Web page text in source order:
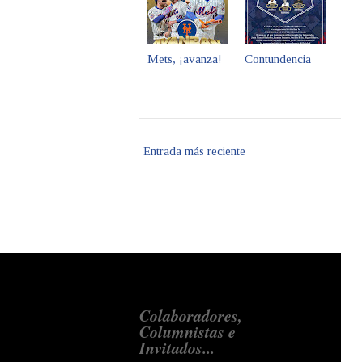
Mets, ¡avanza! Contundencia
Entrada más reciente
Colaboradores,
Columnistas e
Invitados...